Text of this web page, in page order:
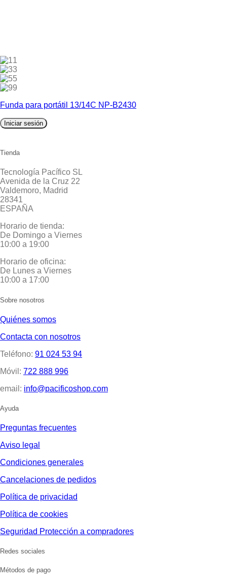
1
3
5
9
Funda para portátil 13/14C NP-B2430
Iniciar sesión
Tienda
Tecnología Pacífico SL
Avenida de la Cruz 22
Valdemoro, Madrid
28341
ESPAÑA
Horario de tienda:
De Domingo a Viernes
10:00 a 19:00
Horario de oficina:
De Lunes a Viernes
10:00 a 17:00
Sobre nosotros
Quiénes somos
Contacta con nosotros
Teléfono: 91 024 53 94
Móvil: 722 888 996
email: info@pacificoshop.com
Ayuda
Preguntas frecuentes
Aviso legal
Condiciones generales
Cancelaciones de pedidos
Política de privacidad
Política de cookies
Seguridad Protección a compradores
Redes sociales
Métodos de pago